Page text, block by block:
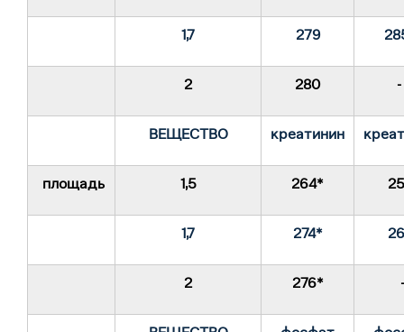
1,7 279
2 280 -
ВЕЩЕСТВО креатинин
площадь 1,5 264*
1,7 274*
2 276* -